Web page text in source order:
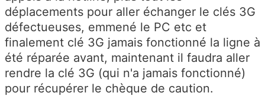
déplacements pour aller échanger le clés 3G
défectueuses, emmené le PC etc et
finalement clé 3G jamais fonctionné la ligne à
été réparée avant, maintenant il faudra aller
rendre la clé 3G (qui n'a jamais fonctionné)
pour récupérer le chèque de caution.